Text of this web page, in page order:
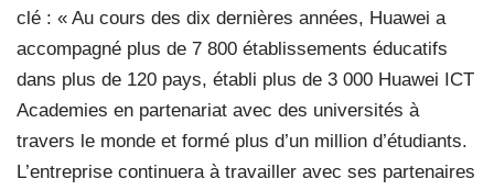
clé : « Au cours des dix dernières années, Huawei a
accompagné plus de 7 800 établissements éducatifs
dans plus de 120 pays, établi plus de 3 000 Huawei ICT
Academies en partenariat avec des universités à
travers le monde et formé plus d’un million d’étudiants.
L’entreprise continuera à travailler avec ses partenaires